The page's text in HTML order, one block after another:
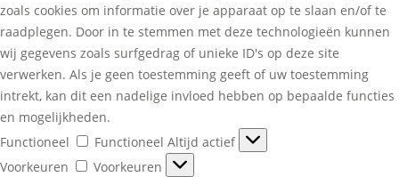
zoals cookies om informatie over je apparaat op te slaan en/of te
raadplegen. Door in te stemmen met deze technologieën kunnen
wij gegevens zoals surfgedrag of unieke ID's op deze site
verwerken. Als je geen toestemming geeft of uw toestemming
intrekt, kan dit een nadelige invloed hebben op bepaalde functies
en mogelijkheden.
Functioneel
Functioneel Altijd actief
Voorkeuren
Voorkeuren